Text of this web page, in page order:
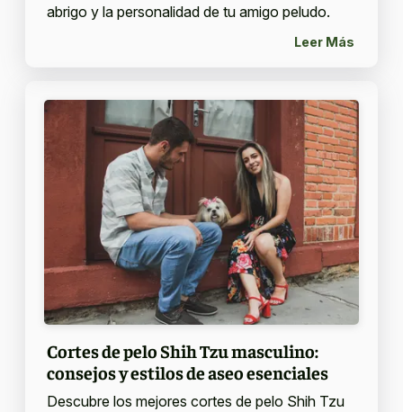
abrigo y la personalidad de tu amigo peludo.
Leer Más
Cortes de pelo Shih Tzu masculino:
consejos y estilos de aseo esenciales
Descubre los mejores cortes de pelo Shih Tzu